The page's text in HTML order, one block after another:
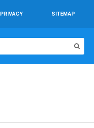
PRIVACY SITEMAP